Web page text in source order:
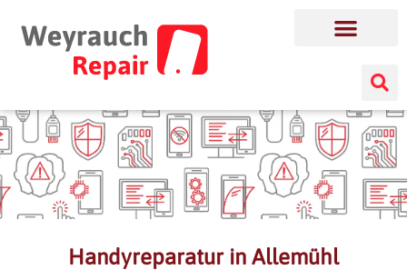
Handyreparatur in Allemühl